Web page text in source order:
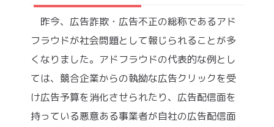
昨今、広告詐欺・広告不正の総称であるアド
フラウドが社会問題として報じられることが多
くなりました。アドフラウドの代表的な例とし
ては、競合企業からの執拗な広告クリックを受
け広告予算を消化させられたり、広告配信面を
持っている悪意ある事業者が自社の広告配信面